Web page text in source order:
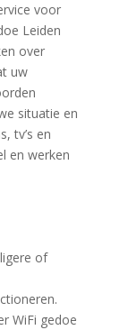
voor
Leiden
over
uw
situatie en
tv’s en
en werken
of
WiFi gedoe